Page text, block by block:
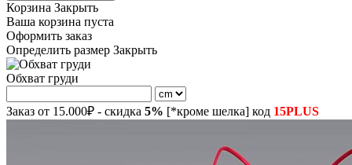
Корзина Закрыть
Ваша корзина пуста
Оформить заказ
Определить размер Закрыть
Обхват груди
Заказ от 15.000₽ - скидка 5% [*кроме шелка] код 15PLUS